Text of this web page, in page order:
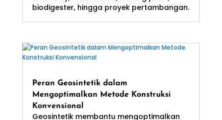
biodigester, hingga proyek pertambangan.
Peran Geosintetik dalam
Mengoptimalkan Metode Konstruksi
Konvensional
Geosintetik membantu mengoptimalkan